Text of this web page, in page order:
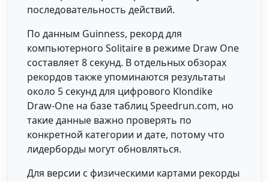
последовательность действий.
По данным Guinness, рекорд для
компьютерного Solitaire в режиме Draw One
составляет 8 секунд. В отдельных обзорах
рекордов также упоминаются результаты
около 5 секунд для цифрового Klondike
Draw-One на базе таблиц Speedrun.com, но
такие данные важно проверять по
конкретной категории и дате, потому что
лидерборды могут обновляться.
Для версии с физическими картами рекорды